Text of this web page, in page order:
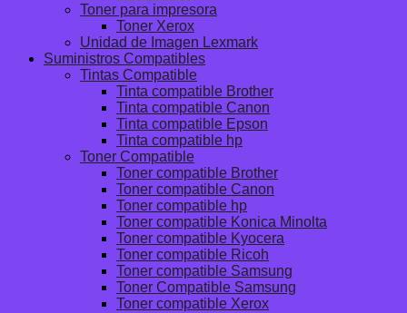
Toner para impresora
Toner Xerox
Unidad de Imagen Lexmark
Suministros Compatibles
Tintas Compatible
Tinta compatible Brother
Tinta compatible Canon
Tinta compatible Epson
Tinta compatible hp
Toner Compatible
Toner compatible Brother
Toner compatible Canon
Toner compatible hp
Toner compatible Konica Minolta
Toner compatible Kyocera
Toner compatible Ricoh
Toner compatible Samsung
Toner Compatible Samsung
Toner compatible Xerox